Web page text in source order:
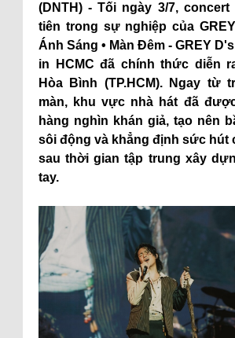
(DNTH) - Tối ngày 3/7,
tiên trong sự nghiệp của
Ánh Sáng • Màn Đêm - GREY
in HCMC đã chính thức diễn
Hòa Bình (TP.HCM). Ngay từ
màn, khu vực nhà hát đã
hàng nghìn khán giả, tạo nên
sôi động và khẳng định sức hút
sau thời gian tập trung xây
tay.